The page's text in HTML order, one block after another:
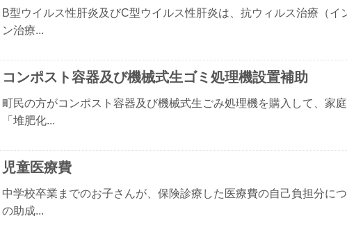
B型ウイルス性肝炎及びC型ウイルス性肝炎は、抗ウィルス治療（イ
ン治療...
コンポスト容器及び機械式生ゴミ処理機設置補助
町民の方がコンポスト容器及び機械式生ごみ処理機を購入して、家
「堆肥化...
児童医療費
中学校卒業までのお子さんが、保険診療した医療費の自己負担分に
の助成...